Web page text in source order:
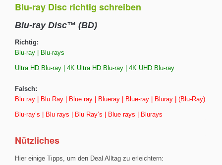
Blu-ray Disc richtig schreiben
Blu-ray Disc™ (BD)
Richtig:
Blu-ray | Blu-rays
Ultra HD Blu-ray | 4K Ultra HD Blu-ray | 4K UHD Blu-ray
Falsch:
Blu ray | Blu Ray | Blue ray | Blueray | Blue-ray | Bluray | (Blu-Ray)
Blu-ray’s | Blu rays | Blu Ray’s | Blue rays | Blurays
Nützliches
Hier einige Tipps, um den Deal Alltag zu erleichtern: